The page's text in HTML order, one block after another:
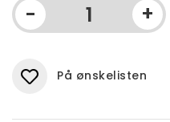
- +
På ønskelisten